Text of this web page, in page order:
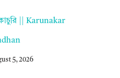
|| Karunakar
5, 2026